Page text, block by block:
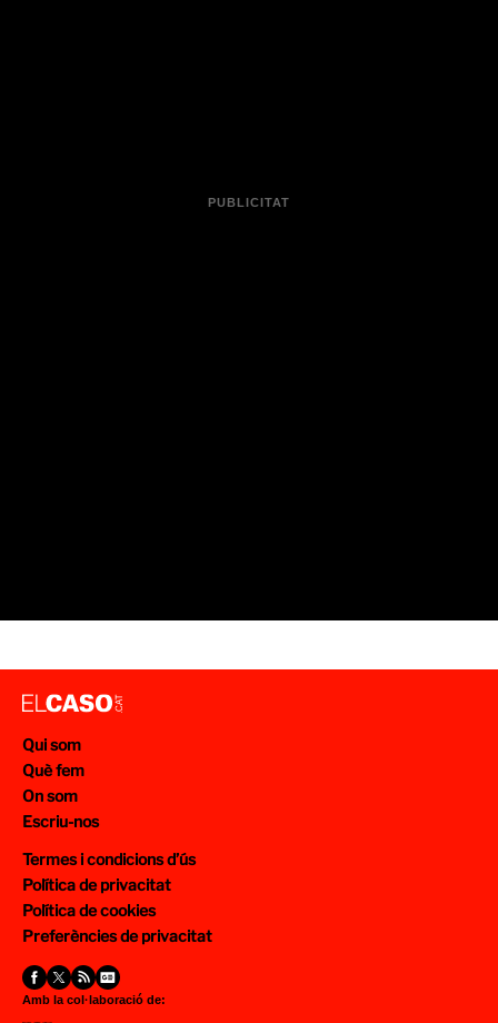
Qui som
Què fem
On som
Escriu-nos
Termes i condicions d’ús
Política de privacitat
Política de cookies
Preferències de privacitat
Amb la col·laboració de: